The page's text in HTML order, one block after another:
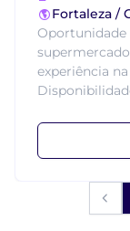
Fortaleza /
Oportunidade
experiência